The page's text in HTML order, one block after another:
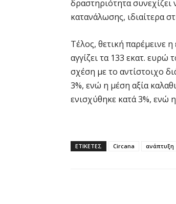
δραστηριότητα συνεχίζει
κατανάλωσης, ιδιαίτερα
Τέλος, θετική παρέμεινε
αγγίζει τα 133 εκατ.
σχέση με το αντίστοιχο
3%, ενώ η μέση αξία
ενισχύθηκε κατά 3%, ενώ
ΕΤΙΚΕΤΕΣ Circana ανάπτυξη